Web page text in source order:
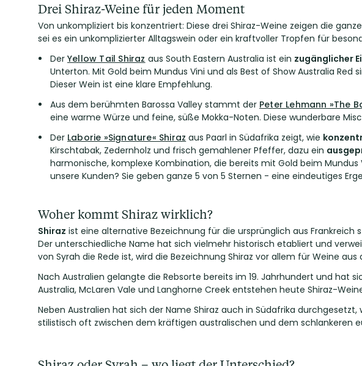
Drei Shiraz-Weine für jeden Moment
Von unkompliziert bis konzentriert: Diese drei Shiraz-Weine zeigen die
sei es ein unkomplizierter Alltagswein oder ein kraftvoller Tropfen für
Der Yellow Tail Shiraz aus South Eastern Australia ist ein zugänglicher
Unterton. Mit Gold beim Mundus Vini und als Best of Show Australia
Dieser Wein ist eine klare Empfehlung.
Aus dem berühmten Barossa Valley stammt der Peter Lehmann »The
eine warme Würze und feine, süße Mokka-Noten. Diese wunderbare
Der Laborie »Signature« Shiraz aus Paarl in Südafrika zeigt, wie
Kirschtabak, Zedernholz und frisch gemahlener Pfeffer, dazu ein
harmonische, komplexe Kombination, die bereits mit Gold beim
unsere Kunden? Sie geben ganze 5 von 5 Sternen - eine eindeutiges
Woher kommt Shiraz wirklich?
Shiraz ist eine alternative Bezeichnung für die ursprünglich aus
Der unterschiedliche Name hat sich vielmehr historisch etabliert und
von Syrah die Rede ist, wird die Bezeichnung Shiraz vor allem für Weine
Nach Australien gelangte die Rebsorte bereits im 19. Jahrhundert und hat
Australia, McLaren Vale und Langhorne Creek entstehen heute Shiraz-
Neben Australien hat sich der Name Shiraz auch in Südafrika
stilistisch oft zwischen dem kräftigen australischen und dem schlankeren